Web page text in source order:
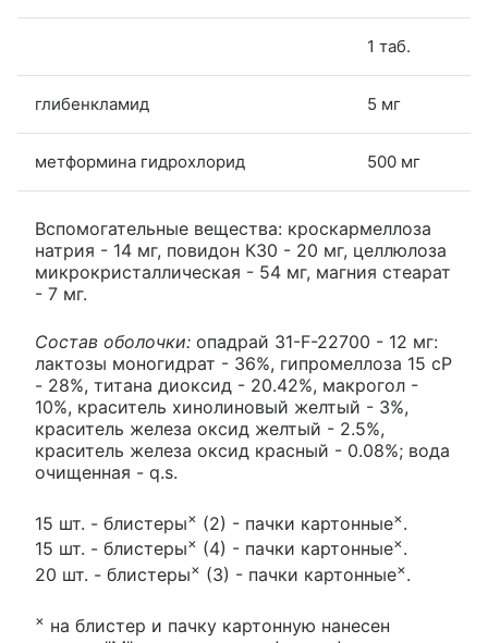
1 таб.
глибенкламид 5 мг
метформина гидрохлорид 500 мг
Вспомогательные вещества: кроскармеллоза
натрия - 14 мг, повидон К30 - 20 мг, целлюлоза
микрокристаллическая - 54 мг, магния стеарат
- 7 мг.
Состав оболочки: опадрай 31-F-22700 - 12 мг:
лактозы моногидрат - 36%, гипромеллоза 15 cP
- 28%, титана диоксид - 20.42%, макрогол -
10%, краситель хинолиновый желтый - 3%,
краситель железа оксид желтый - 2.5%,
краситель железа оксид красный - 0.08%; вода
очищенная - q.s.
15 шт. - блистеры× (2) - пачки картонные×.
15 шт. - блистеры× (4) - пачки картонные×.
20 шт. - блистеры× (3) - пачки картонные×.
× на блистер и пачку картонную нанесен